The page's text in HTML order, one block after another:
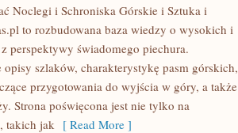
Noclegi i Schroniska Górskie i Sztuka i
to rozbudowana baza wiedzy o wysokich i
perspektywy świadomego piechura.
szlaków, charakterystykę pasm górskich,
przygotowania do wyjścia w góry, a także
Strona poświęcona jest nie tylko na
takich jak [ Read More ]